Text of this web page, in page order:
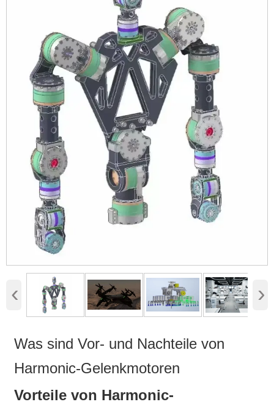
‹ ›
Was sind Vor- und Nachteile von
Harmonic-Gelenkmotoren
Vorteile von Harmonic-